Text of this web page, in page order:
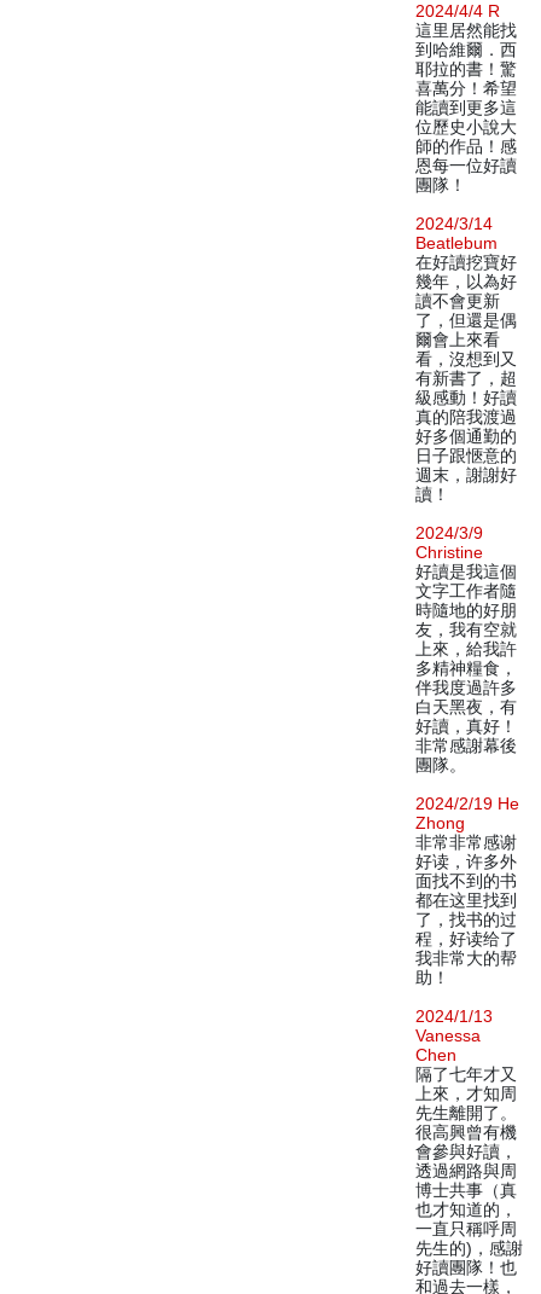
2024/4/4 R
這里居然能找
到哈維爾．西
耶拉的書！驚
喜萬分！希望
能讀到更多這
位歷史小說大
師的作品！感
恩每一位好讀
團隊！
2024/3/14
Beatlebum
在好讀挖寶好
幾年，以為好
讀不會更新
了，但還是偶
爾會上來看
看，沒想到又
有新書了，超
級感動！好讀
真的陪我渡過
好多個通勤的
日子跟愜意的
週末，謝謝好
讀！
2024/3/9
Christine
好讀是我這個
文字工作者隨
時隨地的好朋
友，我有空就
上來，給我許
多精神糧食，
伴我度過許多
白天黑夜，有
好讀，真好！
非常感謝幕後
團隊。
2024/2/19 He
Zhong
非常非常感谢
好读，许多外
面找不到的书
都在这里找到
了，找书的过
程，好读给了
我非常大的帮
助！
2024/1/13
Vanessa
Chen
隔了七年才又
上來，才知周
先生離開了。
很高興曾有機
會參與好讀，
透過網路與周
博士共事（真
也才知道的，
一直只稱呼周
先生的)，感謝
好讀團隊！也
和過去一樣，